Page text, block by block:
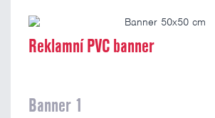
Pouze skladem
Reklamní PVC banner
Banner 1